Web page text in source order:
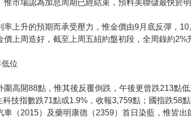
惟市場認為加息周期已經結束，預料美聯儲最快於
率上升的預期而承受壓力，惟金價由9月底反彈，
價上周造好，截至上周五紐約盤初段，全周錄約
位
圍高開88點，惟其後反覆倒跌，午後更曾跌213點
科技指數跌71點或1.9%，收報3,759點；國指跌58
車（2015）及藥明康德（2359）首日染藍，惟皆